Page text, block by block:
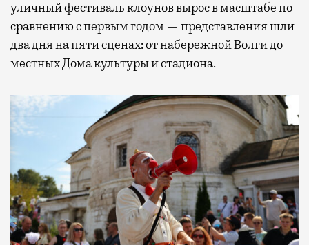
уличный фестиваль клоунов вырос в масштабе по
сравнению с первым годом — представления шли
два дня на пяти сценах: от набережной Волги до
местных Дома культуры и стадиона.